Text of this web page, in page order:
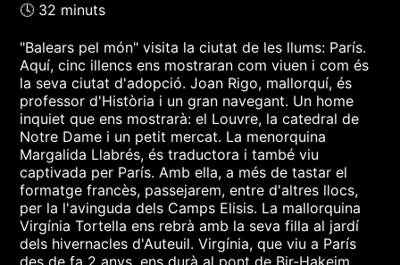
🕓 32 minuts
"Balears pel món" visita la ciutat de les llums: París.
Aquí, cinc illencs ens mostraran com viuen i com és
la seva ciutat d'adopció. Joan Rigo, mallorquí, és
professor d'Història i un gran navegant. Un home
inquiet que ens mostrarà: el Louvre, la catedral de
Notre Dame i un petit mercat. La menorquina
Margalida Llabrés, és traductora i també viu
captivada per París. Amb ella, a més de tastar el
formatge francès, passejarem, entre d'altres llocs,
per la l'avinguda dels Camps Elisis. La mallorquina
Virgínia Tortella ens rebrà amb la seva filla al jardí
dels hivernacles d'Auteuil. Virgínia, que viu a París
des de fa 2 anys, ens durà al pont de Bir-Hakeim,